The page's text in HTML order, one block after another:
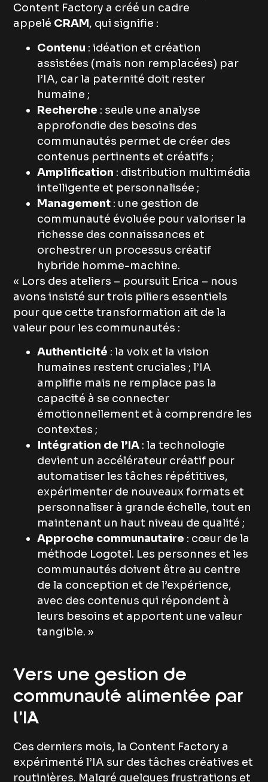
Content Factory a créé un cadre
appelé CRAM, qui signifie :
Contenu : idéation et création
assistées (mais non remplacées) par
l’IA, car la paternité doit rester
humaine ;
Recherche : seule une analyse
approfondie des besoins des
communautés permet de créer des
contenus pertinents et créatifs ;
Amplification : distribution multimédia
intelligente et personnalisée ;
Management : une gestion de
communauté évoluée pour valoriser la
richesse des connaissances et
orchestrer un processus créatif
hybride homme-machine.
« Lors des ateliers – poursuit Erica – nous
avons insisté sur trois piliers essentiels
pour que cette transformation ait de la
valeur pour les communautés :
Authenticité : la voix et la vision
humaines restent cruciales ; l’IA
amplifie mais ne remplace pas la
capacité à se connecter
émotionnellement et à comprendre les
contextes ;
Intégration de l’IA : la technologie
devient un accélérateur créatif pour
automatiser les tâches répétitives,
expérimenter de nouveaux formats et
personnaliser à grande échelle, tout en
maintenant un haut niveau de qualité ;
Approche communautaire : cœur de la
méthode Logotel. Les personnes et les
communautés doivent être au centre
de la conception et de l’expérience,
avec des contenus qui répondent à
leurs besoins et apportent une valeur
tangible. »
Vers une gestion de
communauté alimentée par
l’IA
Ces derniers mois, la Content Factory a
expérimenté l’IA sur des tâches créatives et
routinières. Malgré quelques frustrations et